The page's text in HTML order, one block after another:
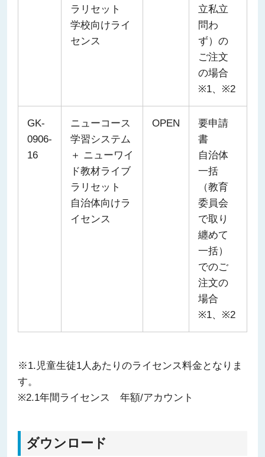
ラリセット
学校向けライ
センス
立私立
問わ
ず）の
ご注文
の場合
※1、※2
GK-
0906-
16
ニューコース
学習システム
＋ ニューワイ
ド教材ライブ
ラリセット
自治体向けラ
イセンス
OPEN
要申請
書
自治体
一括
（教育
委員会
で取り
纏めて
一括）
でのご
注文の
場合
※1、※2
※1.児童生徒1人あたりのライセンス料金となりま
す。
※2.1年間ライセンス 年額/アカウント
ダウンロード